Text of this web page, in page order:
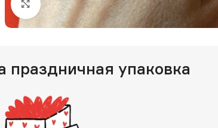
Нажмите, чтобы увеличить изображение
праздничная упаковка